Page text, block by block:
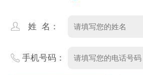
姓 名：
手机号码：